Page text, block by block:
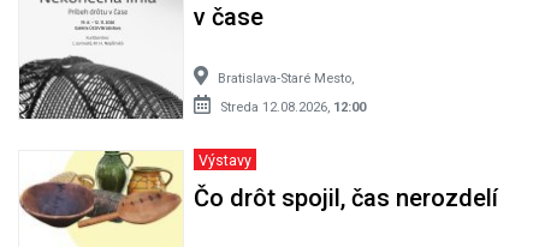
v čase
Bratislava-Staré Mesto,
Streda 12.08.2026, 12:00
Výstavy
Čo drôt spojil, čas nerozdelí